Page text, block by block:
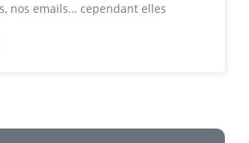
nos emails… cependant elles